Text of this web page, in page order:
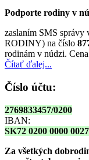
Podporte rodiny v
zaslaním SMS správy
RODINY) na číslo
rodinám v núdzi.
Čítať ďalej...
Číslo účtu:
2769833457/0200
IBAN:
SK72 0200 0000
Za všetkých